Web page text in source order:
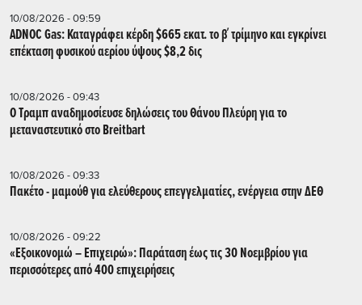
10/08/2026 - 09:59
ADNOC Gas: Καταγράφει κέρδη $665 εκατ. το β΄ τρίμηνο και εγκρίνει
επέκταση φυσικού αερίου ύψους $8,2 δις
10/08/2026 - 09:43
Ο Τραμπ αναδημοσίευσε δηλώσεις του Θάνου Πλεύρη για το
μεταναστευτικό στο Breitbart
10/08/2026 - 09:33
Πακέτο - μαμούθ για ελεύθερους επεγγελματίες, ενέργεια στην ΔΕΘ
10/08/2026 - 09:22
«Εξοικονομώ – Επιχειρώ»: Παράταση έως τις 30 Νοεμβρίου για
περισσότερες από 400 επιχειρήσεις